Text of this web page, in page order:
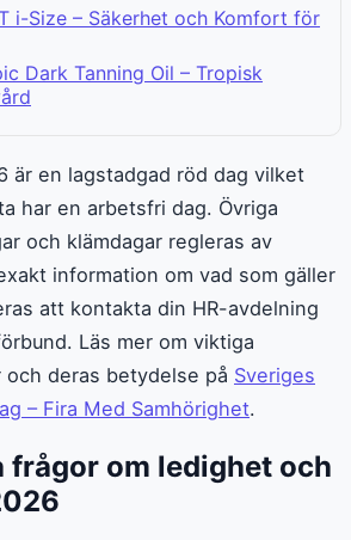
i-Size – Säkerhet och Komfort för
Dark Tanning Oil – Tropisk
är en lagstadgad röd dag vilket
har en arbetsfri dag. Övriga
och klämdagar regleras av
information om vad som gäller
att kontakta din HR-avdelning
Läs mer om viktiga
deras betydelse på Sveriges
– Fira Med Samhörighet.
frågor om ledighet och